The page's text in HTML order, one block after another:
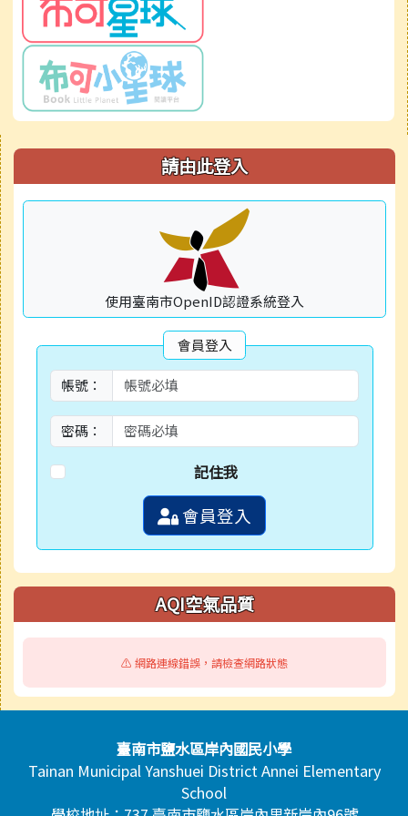
右邊區域內容 請由此登入
使用臺南市OpenID認證系統登入
會員登入
帳號：
密碼：
記住我
會員登入
AQI空氣品質
⚠️ 網路連線錯誤，請檢查網路狀態
頁尾區域內容臺南市鹽水區岸內國民小學
Tainan Municipal Yanshuei District Annei Elementary
School